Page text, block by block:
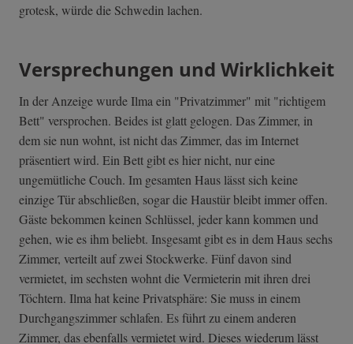
grotesk, würde die Schwedin lachen.
Versprechungen und Wirklichkeit
In der Anzeige wurde Ilma ein "Privatzimmer" mit "richtigem
Bett" versprochen. Beides ist glatt gelogen. Das Zimmer, in
dem sie nun wohnt, ist nicht das Zimmer, das im Internet
präsentiert wird. Ein Bett gibt es hier nicht, nur eine
ungemütliche Couch. Im gesamten Haus lässt sich keine
einzige Tür abschließen, sogar die Haustür bleibt immer offen.
Gäste bekommen keinen Schlüssel, jeder kann kommen und
gehen, wie es ihm beliebt. Insgesamt gibt es in dem Haus sechs
Zimmer, verteilt auf zwei Stockwerke. Fünf davon sind
vermietet, im sechsten wohnt die Vermieterin mit ihren drei
Töchtern. Ilma hat keine Privatsphäre: Sie muss in einem
Durchgangszimmer schlafen. Es führt zu einem anderen
Zimmer, das ebenfalls vermietet wird. Dieses wiederum lässt